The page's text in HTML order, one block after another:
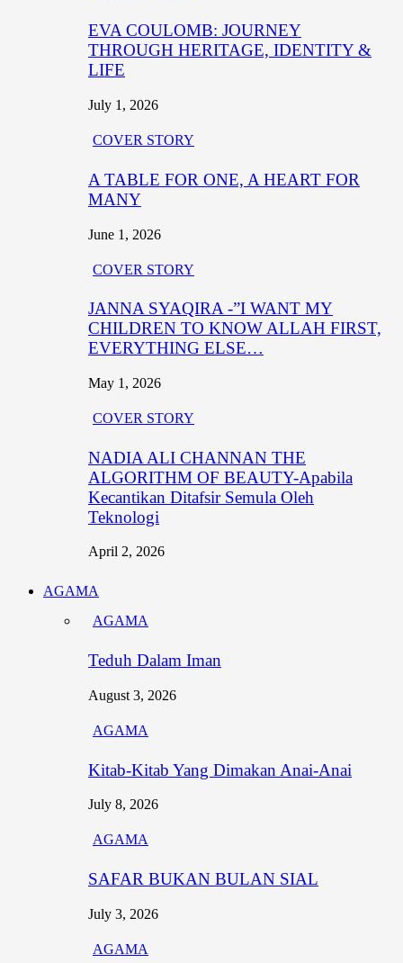
EVA COULOMB: JOURNEY
THROUGH HERITAGE, IDENTITY &
LIFE
July 1, 2026
COVER STORY
A TABLE FOR ONE, A HEART FOR
MANY
June 1, 2026
COVER STORY
JANNA SYAQIRA -”I WANT MY
CHILDREN TO KNOW ALLAH FIRST,
EVERYTHING ELSE…
May 1, 2026
COVER STORY
NADIA ALI CHANNAN THE
ALGORITHM OF BEAUTY-Apabila
Kecantikan Ditafsir Semula Oleh
Teknologi
April 2, 2026
AGAMA
AGAMA
Teduh Dalam Iman
August 3, 2026
AGAMA
Kitab-Kitab Yang Dimakan Anai-Anai
July 8, 2026
AGAMA
SAFAR BUKAN BULAN SIAL
July 3, 2026
AGAMA